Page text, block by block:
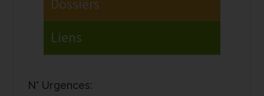
N° Urgences: